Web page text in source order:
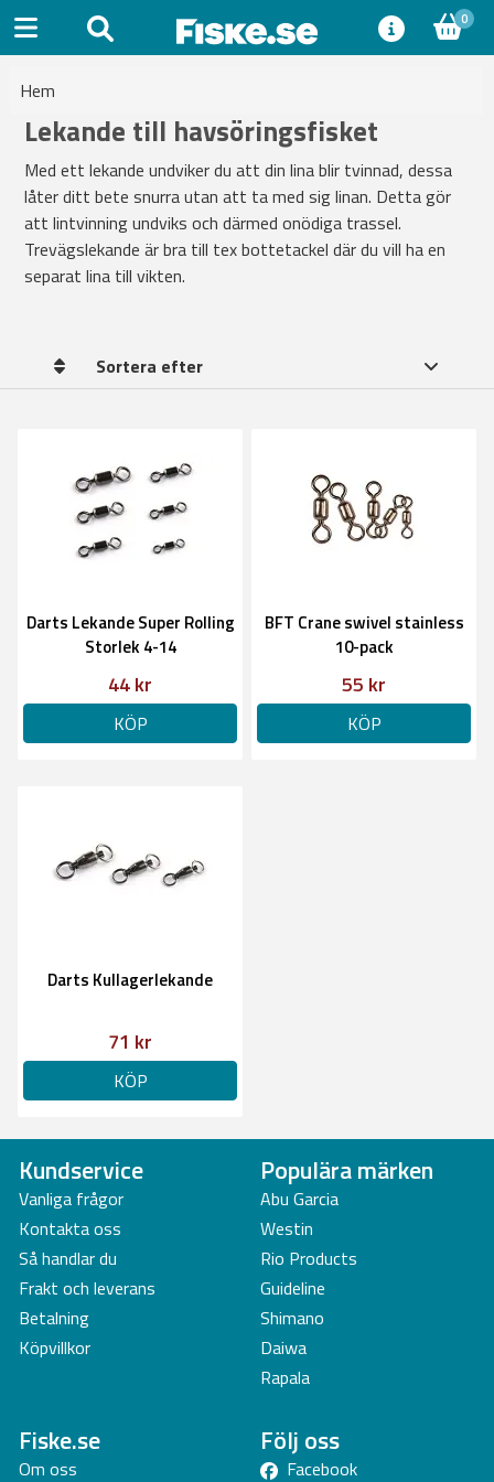
0
Hem
Lekande till havsöringsfisket
Med ett lekande undviker du att din lina blir tvinnad, dessa
låter ditt bete snurra utan att ta med sig linan. Detta gör
att lintvinning undviks och därmed onödiga trassel.
Trevägslekande är bra till tex bottetackel där du vill ha en
separat lina till vikten.
Sortera efter
Darts Lekande Super Rolling
Storlek 4-14
44 kr
KÖP
BFT Crane swivel stainless
10-pack
55 kr
KÖP
Darts Kullagerlekande
71 kr
KÖP
Kundservice
Vanliga frågor
Kontakta oss
Så handlar du
Frakt och leverans
Betalning
Köpvillkor
Populära märken
Abu Garcia
Westin
Rio Products
Guideline
Shimano
Daiwa
Rapala
Fiske.se
Om oss
Följ oss
Facebook